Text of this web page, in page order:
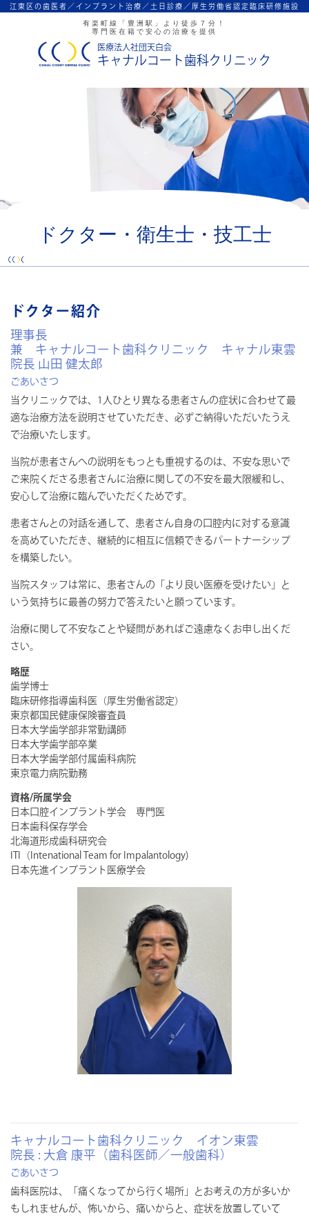
江東区の歯医者／インプラント治療／ 土日診療／厚生労働省認定臨床研修施設
有楽町線「豊洲駅」より徒歩７分！
専門医在籍で安心の治療を提供
医療法人社団天白会
キャナルコート歯科クリニック
ドクター・衛生士・技工士
ドクター紹介
理事長
兼 キャナルコート歯科クリニック キャナル東雲
院長 山田 健太郎
ごあいさつ
当クリニックでは、1人ひとり異なる患者さんの症状に合わせて最
適な治療方法を説明させていただき、必ずご納得いただいたうえ
で治療いたします。
当院が患者さんへの説明をもっとも重視するのは、不安な思いで
ご来院くださる患者さんに治療に関しての不安を最大限緩和し、
安心して治療に臨んでいただくためです。
患者さんとの対話を通して、患者さん自身の口腔内に対する意識
を高めていただき、継続的に相互に信頼できるパートナーシップ
を構築したい。
当院スタッフは常に、患者さんの「より良い医療を受けたい」と
いう気持ちに最善の努力で答えたいと願っています。
治療に関して不安なことや疑問があればご遠慮なくお申し出くだ
さい。
略歴
歯学博士
臨床研修指導歯科医（厚生労働省認定）
東京都国民健康保険審査員
日本大学歯学部非常勤講師
日本大学歯学部卒業
日本大学歯学部付属歯科病院
東京電力病院勤務
資格/所属学会
日本口腔インプラント学会 専門医
日本歯科保存学会
北海道形成歯科研究会
ITI（Intenational Team for Impalantology)
日本先進インプラント医療学会
キャナルコート歯科クリニック イオン東雲
院長 : 大倉 康平（歯科医師／一般歯科）
ごあいさつ
歯科医院は、「痛くなってから行く場所」とお考えの方が多いか
もしれませんが、怖いから、痛いからと、症状を放置していて